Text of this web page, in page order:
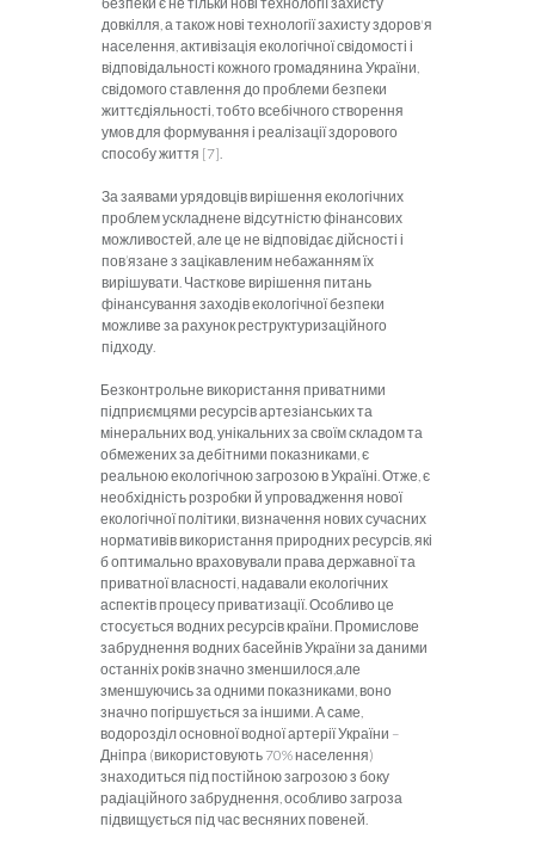
довкілля, а також нові технології захисту здоров'я
населення, активізація екологічної свідомості і
відпо­відальності кожного громадянина України,
свідомого ставлення до проблеми безпеки
життєдіяльності, тобто всебічного створення
умов для формування і реалізації здорового
способу життя [7].
За заявами урядовців вирішення екологічних
проблем ускладнене відсутністю фінансових
можливостей, але це не відповідає дійсності і
пов’язане з зацікавленим небажанням їх
вирішувати. Часткове вирішення питань
фінансування заходів екологічної безпеки
можливе за рахунок реструктуризаційного
підходу.
Безконтрольне використання приватними
підприємцями ресурсів артезіан­ських та
мінеральних вод, унікальних за своїм складом та
обмежених за дебітними показниками, є
реальною екологічною загрозою в Україні. Отже, є
необхідність розробки й упровадження нової
екологічної політи­ки, визначення нових сучасних
нормативів використання природних ресурсів, які
б оптимально враховували права державної та
приватної власності, надавали екологічних
аспектів процесу приватизації. Особливо це
стосується водних ресурсів країни. Промислове
забруднення водних басейнів України за даними
останніх років значно зменшилося,але
зменшуючись за одними показниками, воно
значно погіршується за іншими. А саме,
водорозділ основної водної артерії України –
Дніпра (використовують 70% населення)
знаходиться під постійною загрозою з боку
радіаційного забруднення, особливо загроза
підвищується під час весняних повеней.